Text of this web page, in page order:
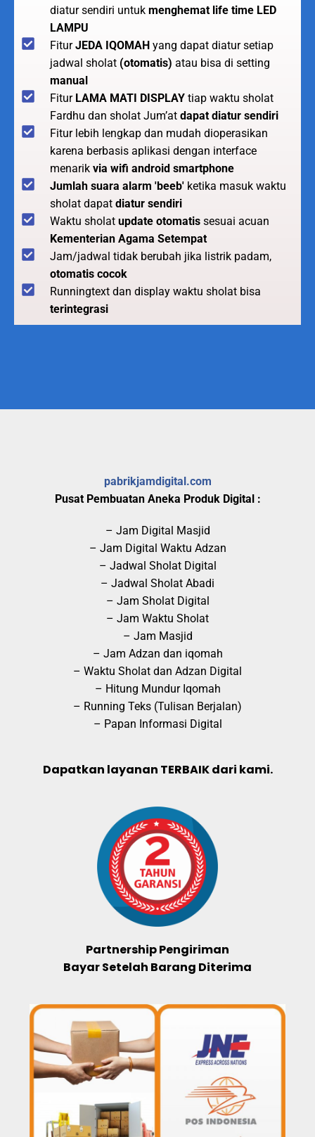
diatur sendiri untuk menghemat life time LED
LAMPU
FiturJEDA IQOMAH yang dapat diatur setiap
jadwal sholat (otomatis) atau bisa di setting
manual
Fitur LAMA MATI DISPLAY tiap waktu sholat
Fardhu dan sholat Jum’at dapat diatur sendiri
Fitur lebih lengkap dan mudah dioperasikan
karena berbasis aplikasi dengan interface
menarik via wifi android smartphone
Jumlah suara alarm 'beeb' ketika masuk waktu
sholat dapat diatur sendiri
Waktu sholat update otomatis sesuai acuan
Kementerian Agama Setempat
Jam/jadwal tidak berubah jika listrik padam,
otomatis cocok
Runningtext dan display waktu sholat bisa
terintegrasi
pabrikjamdigital.com
Pusat Pembuatan Aneka Produk Digital :
– Jam Digital Masjid
– Jam Digital Waktu Adzan
– Jadwal Sholat Digital
– Jadwal Sholat Abadi
– Jam Sholat Digital
– Jam Waktu Sholat
– Jam Masjid
– Jam Adzan dan iqomah
– Waktu Sholat dan Adzan Digital
– Hitung Mundur Iqomah
– Running Teks (Tulisan Berjalan)
– Papan Informasi Digital
Dapatkan layanan TERBAIK dari kami.
Partnership Pengiriman
Bayar Setelah Barang Diterima